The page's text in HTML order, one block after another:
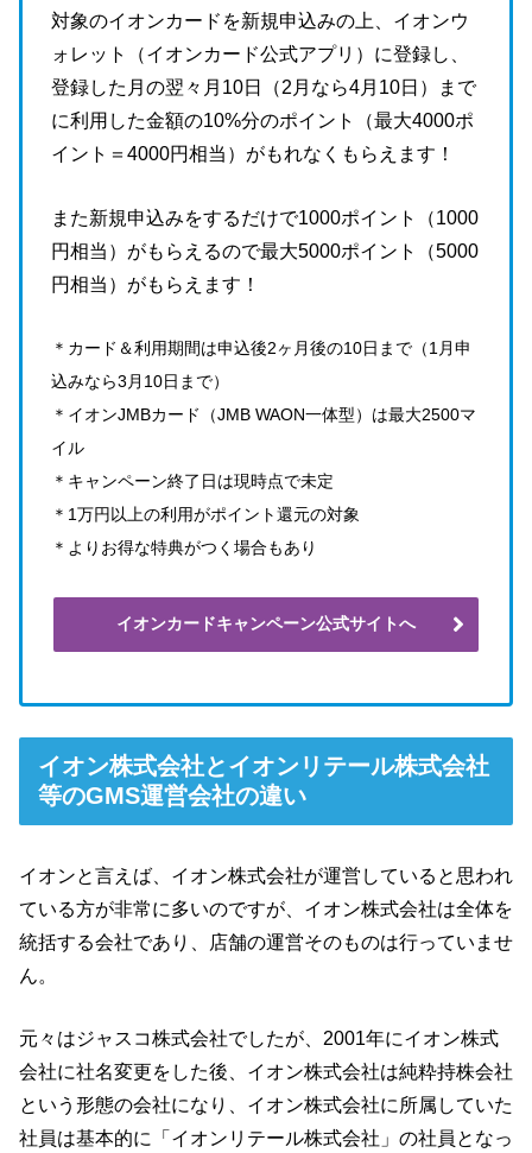
対象のイオンカードを新規申込みの上、イオンウ
ォレット（イオンカード公式アプリ）に登録し、
登録した月の翌々月10日（2月なら4月10日）まで
に利用した金額の10%分のポイント（最大4000ポ
イント＝4000円相当）がもれなくもらえます！
また新規申込みをするだけで1000ポイント（1000
円相当）がもらえるので最大5000ポイント（5000
円相当）がもらえます！
＊カード＆利用期間は申込後2ヶ月後の10日まで（1月申
込みなら3月10日まで）
＊イオンJMBカード（JMB WAON一体型）は最大2500マ
イル
＊キャンペーン終了日は現時点で未定
＊1万円以上の利用がポイント還元の対象
＊よりお得な特典がつく場合もあり
イオンカードキャンペーン公式サイトへ
イオン株式会社とイオンリテール株式会社
等のGMS運営会社の違い
イオンと言えば、イオン株式会社が運営していると思われ
ている方が非常に多いのですが、イオン株式会社は全体を
統括する会社であり、店舗の運営そのものは行っていませ
ん。
元々はジャスコ株式会社でしたが、2001年にイオン株式
会社に社名変更をした後、イオン株式会社は純粋持株会社
という形態の会社になり、イオン株式会社に所属していた
社員は基本的に「イオンリテール株式会社」の社員となっ